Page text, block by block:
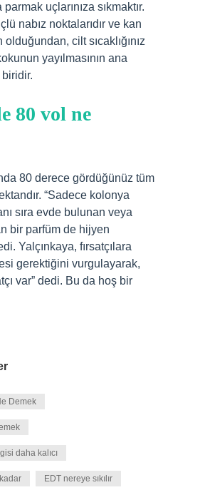
uçlarınıza sıkmaktır.
nabız noktalarıdır ve kan
olduğundan, cilt sıcaklığınız
yayılmasının ana
80 vol ne
80 derece gördüğünüz tüm
“Sadece kolonya
sıra evde bulunan veya
bir parfüm de hijyen
Yalçınkaya, fırsatçılara
gerektiğini vurgulayarak,
var” dedi. Bu da hoş bir
Demek
daha kalıcı
kadar EDT nereye sıkılır